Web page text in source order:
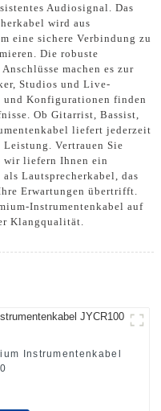
Audiosignal. Das
wird aus
eine sichere Verbindung zu
Die robuste
machen es zur
Studios und Live-
und Konfigurationen finden
Ob Gitarrist, Bassist,
liefert jederzeit
Vertrauen Sie
liefern Ihnen ein
Lautsprecherkabel, das
Erwartungen übertrifft.
Instrumentenkabel auf
Klangqualität.
Instrumentenkabel